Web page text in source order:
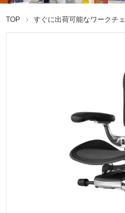
TOP すぐに出荷可能なワークチ